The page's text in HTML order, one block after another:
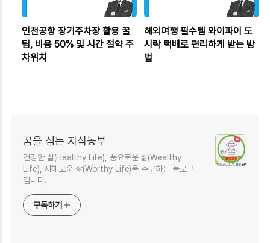
인천공항 장기주차장 활용 꿀
팁, 비용 50% 및 시간 절약 주
차위치
해외여행 필수템 와이파이 도
시락 택배로 편리하게 받는 방
법
꿈을 심는 지식농부
건강한 삶(Healthy Life), 풍요로운 삶(Wealthy
Life), 지혜로운 삶(Worthy Life)을 추구하는 블로그
입니다.
구독하기